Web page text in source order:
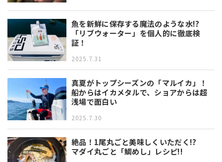
魚を新鮮に保存する魔法のような水!?
「リブウォーター」を個人的に徹底検
証！
2025.7.31
真夏がトップシーズンの「マルイカ」！
船からはイカメタルで、ショアからは超
浅場で面白い
2025.7.30
絶品！1尾丸ごと美味しくいただく!?
マダイ丸ごと「鯛めし」レシピ!!